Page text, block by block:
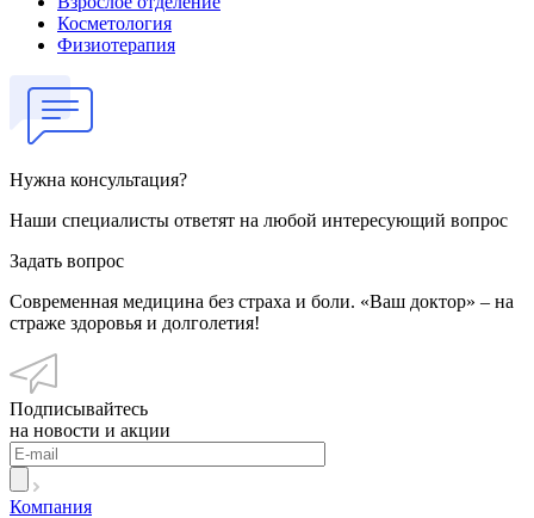
Косметология
Физиотерапия
Нужна консультация?
Наши специалисты ответят на любой интересующий вопрос
Задать вопрос
Современная медицина без страха и боли. «Ваш доктор» – на
страже здоровья и долголетия!
Подписывайтесь
на новости и акции
Компания